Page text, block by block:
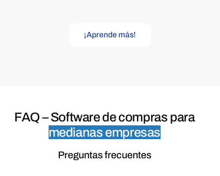
¡Aprende más!
FAQ –Software de compras para
medianas empresas
Preguntas frecuentes